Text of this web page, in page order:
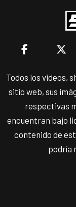
Todos los videos,
sitio web, sus
respectivas
encuentran bajo
contenido de
podría